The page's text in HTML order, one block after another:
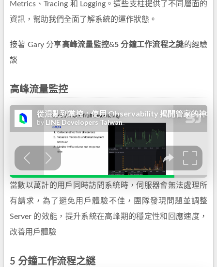
Metrics、Tracing 和 Logging。這些支柱提供了不同層面的
資訊，幫助我們全面了解系統的運作狀態。
接著 Gary 分享高峰流量監控&5 分鐘工作流程之謎的經驗
談
高峰流量監控
當數以萬計的用戶同時訪問系統時，伺服器會無法處理所
有請求，為了避免用戶體驗不佳，團隊發現問題並調整
Server 的效能，提升系統在高峰期的穩定性和回應速度，
改善用戶體驗
5 分鐘工作流程之謎